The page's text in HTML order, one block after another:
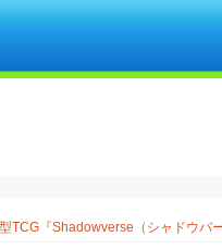
TCG『Shadowverse（シャドウバ